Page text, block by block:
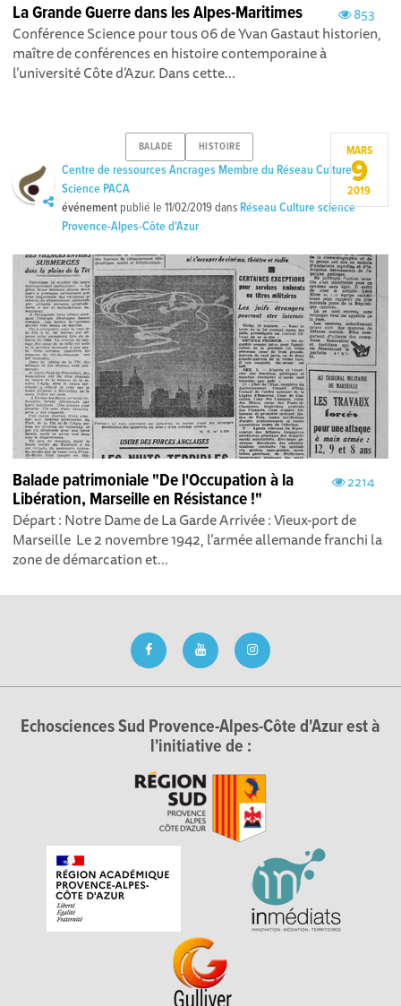
853
La Grande Guerre dans les Alpes-Maritimes
Conférence Science pour tous 06 de Yvan Gastaut historien,
maître de conférences en histoire contemporaine à
l’université Côte d’Azur. Dans cette...
BALADE HISTOIRE
Centre de ressources Ancrages Membre du Réseau Culture
Science PACA
événement publié le11/02/2019dans Réseau Culture science
Provence-Alpes-Côte d'Azur
MARS
9
2019
2214
Balade patrimoniale "De l'Occupation à la
Libération, Marseille en Résistance !"
Départ : Notre Dame de La Garde Arrivée : Vieux-port de
Marseille Le 2 novembre 1942, l’armée allemande franchi la
zone de démarcation et...
Echosciences Sud Provence-Alpes-Côte d'Azur est à
l'initiative de :